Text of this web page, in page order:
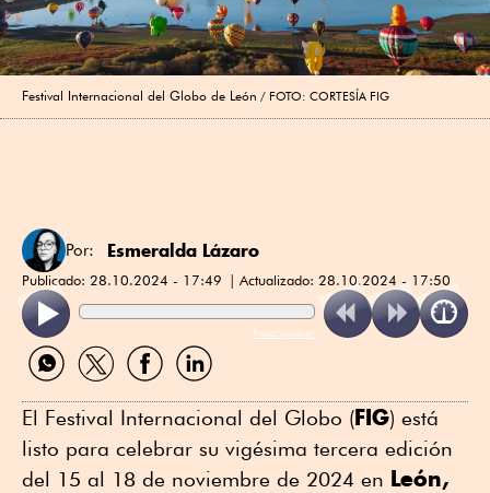
Festival Internacional del Globo de León FOTO: CORTESÍA FIG
Por: Esmeralda Lázaro
Publicado: 28.10.2024 - 17:49 Actualizado: 28.10.2024 - 17:50
ReadSpeaker
Compartir
por
Compartir
por
Compartir
por
Compartir
por
El Festival Internacional del Globo (FIG) está
listo para celebrar su vigésima tercera edición
del 15 al 18 de noviembre de 2024 en León,